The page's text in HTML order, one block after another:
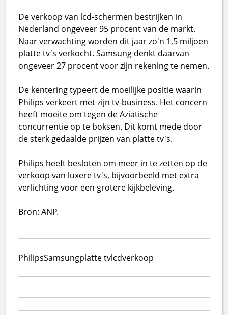
De verkoop van lcd-schermen bestrijken in
Nederland ongeveer 95 procent van de markt.
Naar verwachting worden dit jaar zo'n 1,5 miljoen
platte tv's verkocht. Samsung denkt daarvan
ongeveer 27 procent voor zijn rekening te nemen.
De kentering typeert de moeilijke positie waarin
Philips verkeert met zijn tv-business. Het concern
heeft moeite om tegen de Aziatische
concurrentie op te boksen. Dit komt mede door
de sterk gedaalde prijzen van platte tv's.
Philips heeft besloten om meer in te zetten op de
verkoop van luxere tv's, bijvoorbeeld met extra
verlichting voor een grotere kijkbeleving.
Bron: ANP.
PhilipsSamsungplatte tvlcdverkoop